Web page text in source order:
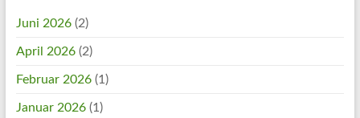
Juni 2026(2)
April 2026(2)
Februar 2026(1)
Januar 2026(1)